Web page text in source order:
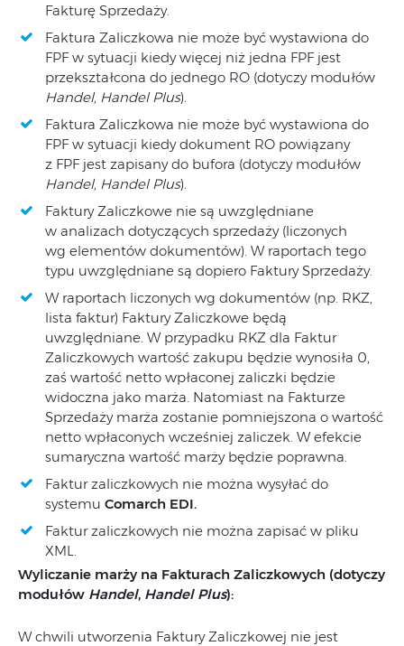
Fakturę Sprzedaży.
Faktura Zaliczkowa nie może być wystawiona do
FPF w sytuacji kiedy więcej niż jedna FPF jest
przekształcona do jednego RO (dotyczy modułów
Handel, Handel Plus).
Faktura Zaliczkowa nie może być wystawiona do
FPF w sytuacji kiedy dokument RO powiązany
z FPF jest zapisany do bufora (dotyczy modułów
Handel, Handel Plus).
Faktury Zaliczkowe nie są uwzględniane
w analizach dotyczących sprzedaży (liczonych
wg elementów dokumentów). W raportach tego
typu uwzględniane są dopiero Faktury Sprzedaży.
W raportach liczonych wg dokumentów (np. RKZ,
lista faktur) Faktury Zaliczkowe będą
uwzględniane. W przypadku RKZ dla Faktur
Zaliczkowych wartość zakupu będzie wynosiła 0,
zaś wartość netto wpłaconej zaliczki będzie
widoczna jako marża. Natomiast na Fakturze
Sprzedaży marża zostanie pomniejszona o wartość
netto wpłaconych wcześniej zaliczek. W efekcie
sumaryczna wartość marży będzie poprawna.
Faktur zaliczkowych nie można wysyłać do
systemu Comarch EDI.
Faktur zaliczkowych nie można zapisać w pliku
XML.
Wyliczanie marży na Fakturach Zaliczkowych (dotyczy
modułów Handel, Handel Plus):
W chwili utworzenia Faktury Zaliczkowej nie jest